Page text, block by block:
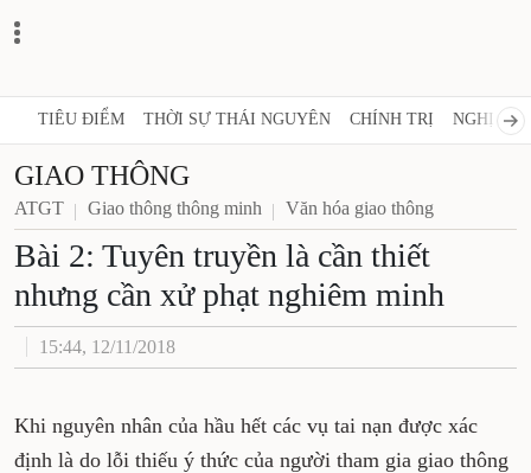
TIÊU ĐIỂM THỜI SỰ THÁI NGUYÊN CHÍNH TRỊ NGHỊ
GIAO THÔNG
ATGT Giao thông thông minh Văn hóa giao thông
Bài 2: Tuyên truyền là cần thiết
nhưng cần xử phạt nghiêm minh
15:44, 12/11/2018
Khi nguyên nhân của hầu hết các vụ tai nạn được xác
định là do lỗi thiếu ý thức của người tham gia giao thông